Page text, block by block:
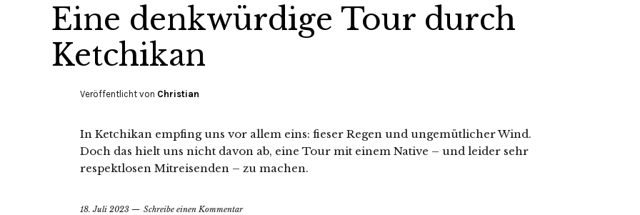
Eine denkwürdige Tour durch
Ketchikan
Veröffentlicht von Christian
In Ketchikan empfing uns vor allem eins: fieser Regen und ungemütlicher Wind.
Doch das hielt uns nicht davon ab, eine Tour mit einem Native – und leider sehr
respektlosen Mitreisenden – zu machen.
18. Juli 2023
Schreibe einen Kommentar